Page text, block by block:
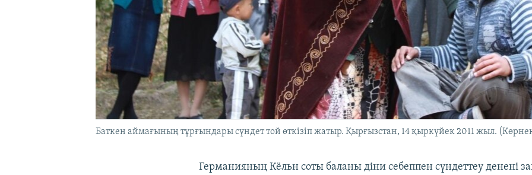
Баткен аймағының тұрғындары сүндет той өткізіп жатыр. Қырғызстан, 14 қыркүйек 2011 жыл.
Германияның Кёльн соты баланы діни себеппен сүндеттеу денені